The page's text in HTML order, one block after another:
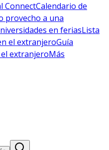
ConnectCalendario de
provecho a una
en feriasLista
el extranjeroGuía
extranjeroMás